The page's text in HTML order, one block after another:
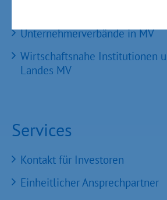
Unternehmerverbände in MV
Wirtschaftsnahe Institutionen
Landes MV
Services
Kontakt für Investoren
Einheitlicher Ansprechpartner